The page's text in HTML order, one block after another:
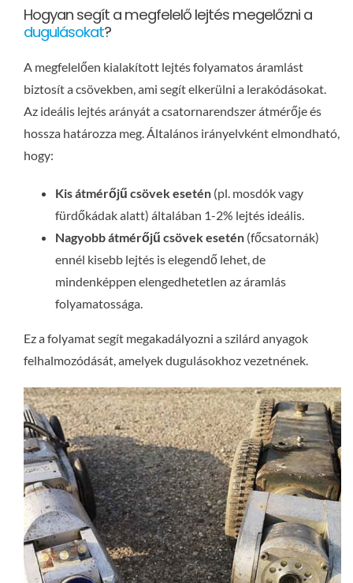
Hogyan segít a megfelelő lejtés megelőzni a
dugulásokat?
A megfelelően kialakított lejtés folyamatos áramlást
biztosít a csövekben, ami segít elkerülni a lerakódásokat.
Az ideális lejtés arányát a csatornarendszer átmérője és
hossza határozza meg. Általános irányelvként elmondható,
hogy:
Kis átmérőjű csövek esetén(pl. mosdók vagy
fürdőkádak alatt) általában 1-2% lejtés ideális.
Nagyobb átmérőjű csövek esetén(főcsatornák)
ennél kisebb lejtés is elegendő lehet, de
mindenképpen elengedhetetlen az áramlás
folyamatossága.
Ez a folyamat segít megakadályozni a szilárd anyagok
felhalmozódását, amelyek dugulásokhoz vezetnének.